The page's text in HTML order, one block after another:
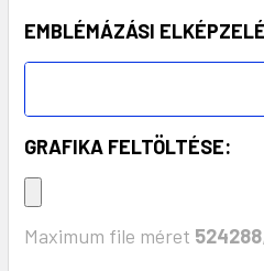
EMBLÉMÁZÁSI
GRAFIKA FELTÖLTÉSE:
Maximum file méret 524288,